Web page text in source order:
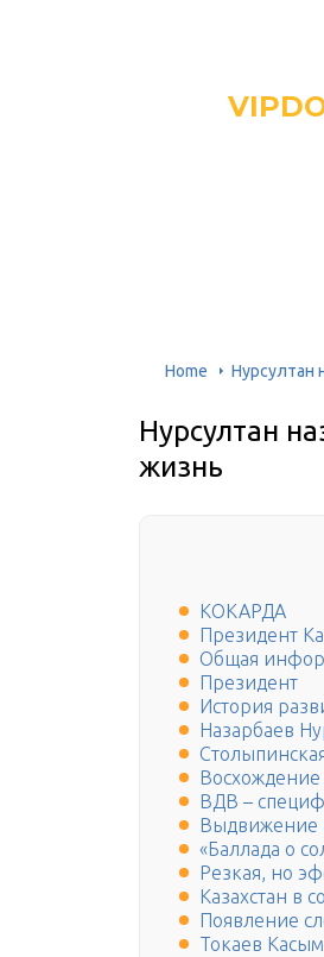
Home Нурсултан
Нурсултан
жизнь
КОКАРДА
Президент
Общая
Президент
История
Назарбаев
Восхождение
ВДВ –
Выдвижение
«Баллада о
Резкая, но
Казахстан в
Появление
Токаев